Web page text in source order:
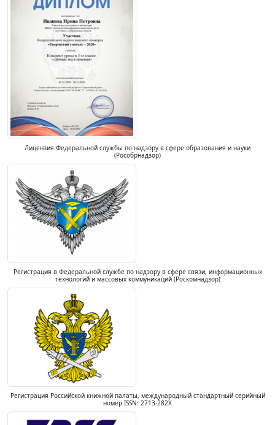
Лицензия Федеральной службы по надзору в сфере образования и науки
(Рособрнадзор)
Регистрация в Федеральной службе по надзору в сфере связи, информационных
технологий и массовых коммуникаций (Роскомнадзор)
Регистрация Российской книжной палаты, международный стандартный серийный
номер ISSN: 2713-282X